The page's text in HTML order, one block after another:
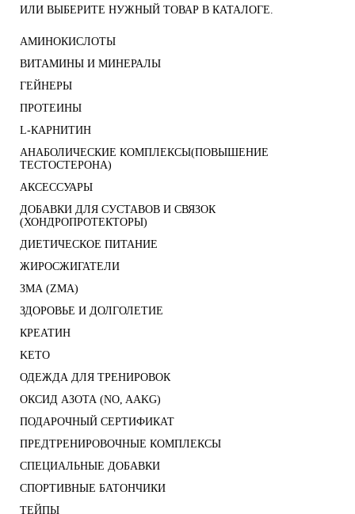
ИЛИ ВЫБЕРИТЕ НУЖНЫЙ ТОВАР В КАТАЛОГЕ.
АМИНОКИСЛОТЫ
ВИТАМИНЫ И МИНЕРАЛЫ
ГЕЙНЕРЫ
ПРОТЕИНЫ
L-КАРНИТИН
АНАБОЛИЧЕСКИЕ КОМПЛЕКСЫ(ПОВЫШЕНИЕ
ТЕСТОСТЕРОНА)
АКСЕССУАРЫ
ДОБАВКИ ДЛЯ СУСТАВОВ И СВЯЗОК
(ХОНДРОПРОТЕКТОРЫ)
ДИЕТИЧЕСКОЕ ПИТАНИЕ
ЖИРОСЖИГАТЕЛИ
ЗМА (ZMA)
ЗДОРОВЬЕ И ДОЛГОЛЕТИЕ
КРЕАТИН
KETO
ОДЕЖДА ДЛЯ ТРЕНИРОВОК
ОКСИД АЗОТА (NO, AAKG)
ПОДАРОЧНЫЙ СЕРТИФИКАТ
ПРЕДТРЕНИРОВОЧНЫЕ КОМПЛЕКСЫ
СПЕЦИАЛЬНЫЕ ДОБАВКИ
СПОРТИВНЫЕ БАТОНЧИКИ
ТЕЙПЫ